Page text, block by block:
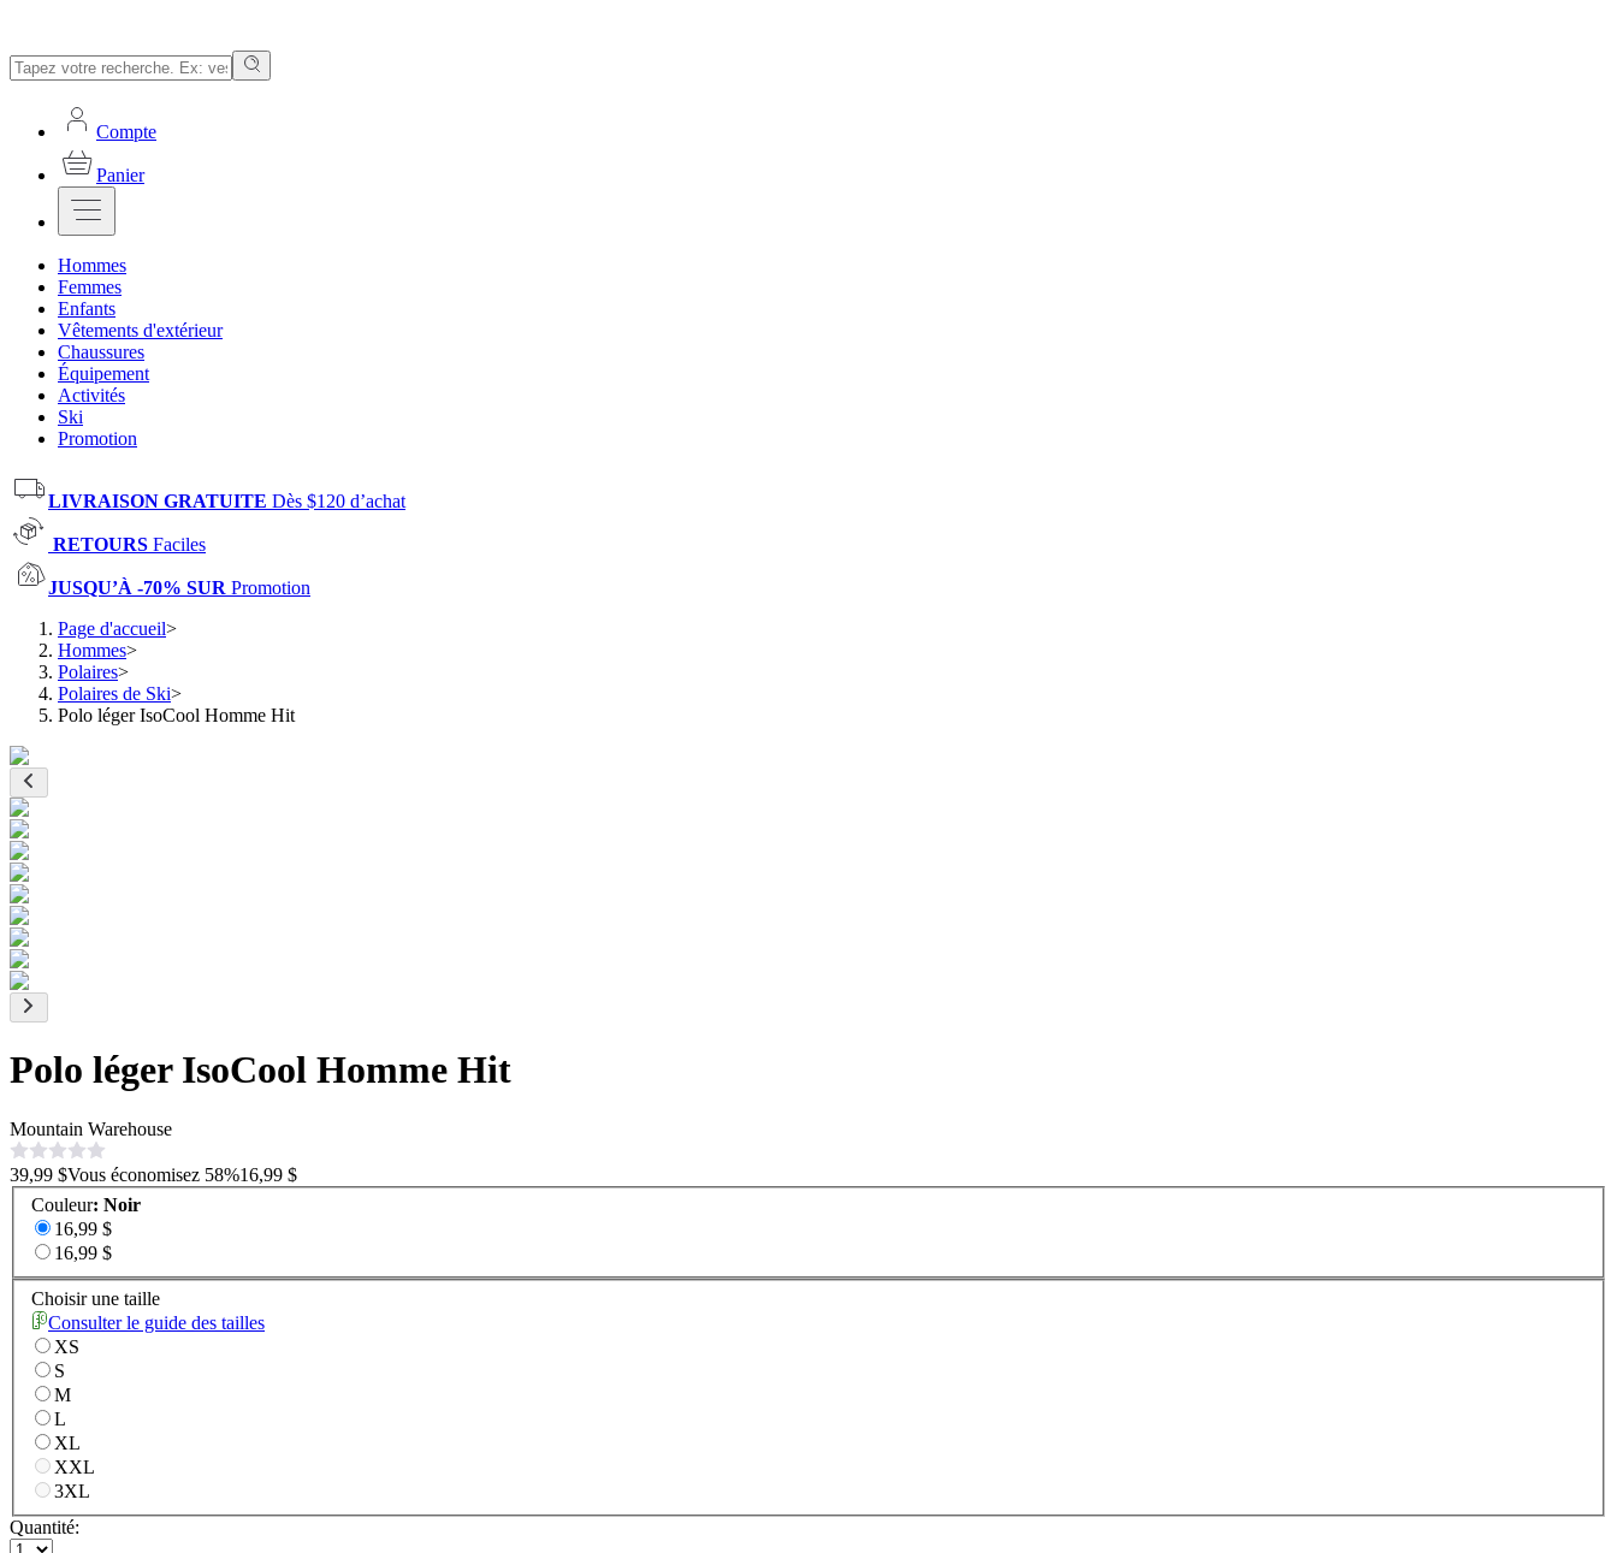
Compte
Panier
Hommes
Femmes
Enfants
Vêtements d'extérieur
Chaussures
Équipement
Activités
Ski
Promotion
LIVRAISON GRATUITE Dès $120 d’achat
RETOURS Faciles
JUSQU’À -70% SUR Promotion
Page d'accueil>
Hommes>
Polaires>
Polaires de Ski>
Polo léger IsoCool Homme Hit
Polo léger IsoCool Homme Hit
Mountain Warehouse
39,99 $Vous économisez 58%16,99 $
Couleur: Noir
16,99 $
16,99 $
Choisir une taille
Consulter le guide des tailles
XS
S
M
L
XL
XXL
3XL
Quantité: